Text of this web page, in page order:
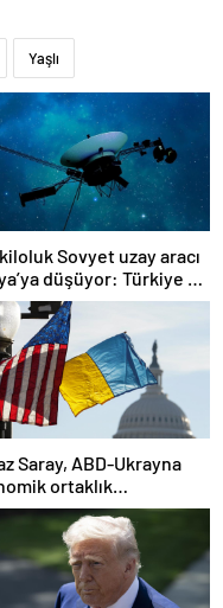
Yaşlı
Sovyet uzay aracı
düşüyor: Türkiye de
Saray, ABD-Ukrayna
ortaklık
detaylarını